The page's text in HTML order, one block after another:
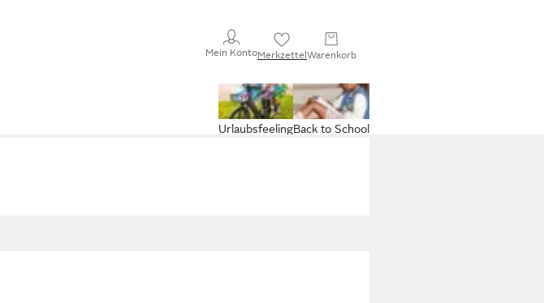
Mein KontoMerkzettelWarenkorb
Back to School
Urlaubsfeeling